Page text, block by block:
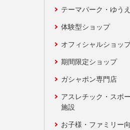
テーマパーク・ゆう
体験型ショップ
オフィシャルショッ
期間限定ショップ
ガシャポン専門店
アスレチック・スポ
施設
お子様・ファミリー